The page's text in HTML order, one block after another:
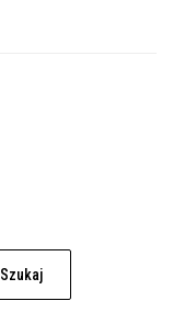
Szukaj